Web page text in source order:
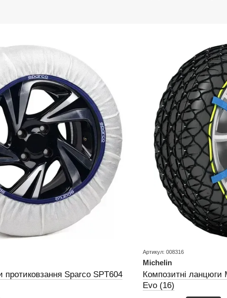
протиковзання Sparco SPT604
Артикул: 008316
Michelin
Композитні
Evo (16)